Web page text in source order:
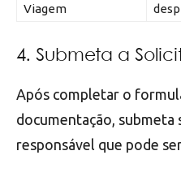
Viagem
4. Submeta a
Após completar o
documentação, submeta
responsável que pode